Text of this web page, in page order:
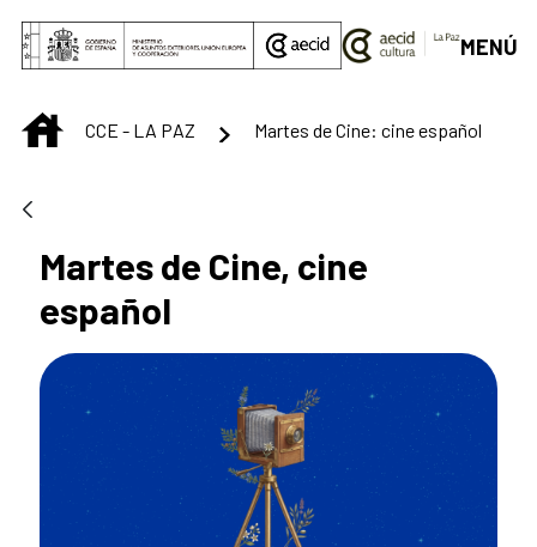
Saltar al contenido principal
MENÚ
INICIOCCE - LA PAZ Martes de Cine: cine español
Martes de Cine, cine
español